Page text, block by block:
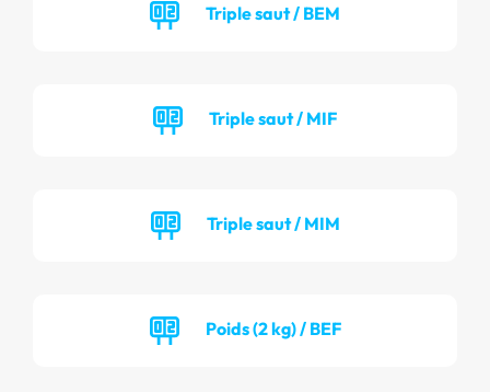
Triple saut / BEM
Triple saut / MIF
Triple saut / MIM
Poids (2 kg) / BEF